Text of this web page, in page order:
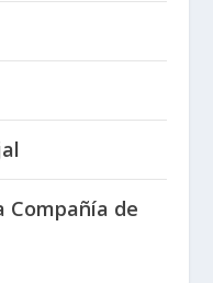
Compañía de